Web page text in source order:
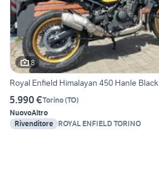
8
Royal Enfield Himalayan 450 Hanle Black
5.990 €Torino(TO)
NuovoAltro
Rivenditore ROYAL ENFIELD TORINO